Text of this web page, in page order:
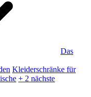
Das
Kleiderschränke für
+ 2 nächste